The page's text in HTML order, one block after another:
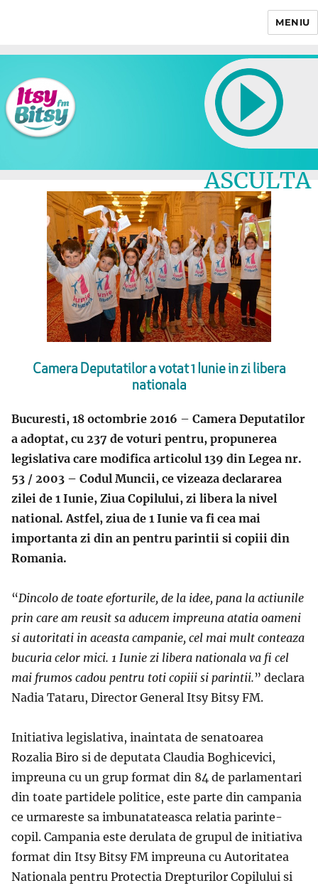
MENIU
ASCULTA
LIVE
Camera Deputatilor a votat 1 Iunie in zi libera
nationala
Bucuresti, 18 octombrie 2016 – Camera Deputatilor
a adoptat, cu 237 de voturi pentru, propunerea
legislativa care modifica articolul 139 din Legea nr.
53 / 2003 – Codul Muncii, ce vizeaza declararea
zilei de 1 Iunie, Ziua Copilului, zi libera la nivel
national. Astfel, ziua de 1 Iunie va fi cea mai
importanta zi din an pentru parintii si copiii din
Romania.
“Dincolo de toate eforturile, de la idee, pana la actiunile
prin care am reusit sa aducem impreuna atatia oameni
si autoritati in aceasta campanie, cel mai mult conteaza
bucuria celor mici. 1 Iunie zi libera nationala va fi cel
mai frumos cadou pentru toti copiii si parintii.” declara
Nadia Tataru, Director General Itsy Bitsy FM.
Initiativa legislativa, inaintata de senatoarea
Rozalia Biro si de deputata Claudia Boghicevici,
impreuna cu un grup format din 84 de parlamentari
din toate partidele politice, este parte din campania
ce urmareste sa imbunatateasca relatia parinte-
copil. Campania este derulata de grupul de initiativa
format din Itsy Bitsy FM impreuna cu Autoritatea
Nationala pentru Protectia Drepturilor Copilului si